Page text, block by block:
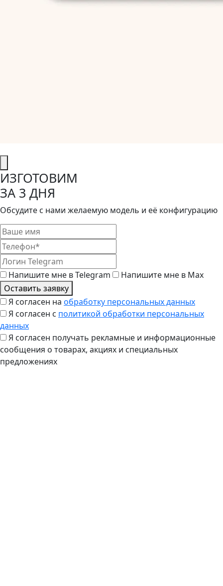
ИЗГОТОВИМ
ЗА 3 ДНЯ
Обсудите с нами желаемую модель и её конфигурацию
Напишите мне в Telegram
Напишите мне в Max
Оставить заявку
Я согласен на обработку персональных данных
Я согласен с политикой обработки персональных
данных
Я согласен получать рекламные и информационные
сообщения о товарах, акциях и специальных
предложениях